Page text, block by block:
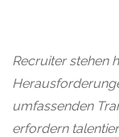
Recruiter stehen
umfassenden
erfordern